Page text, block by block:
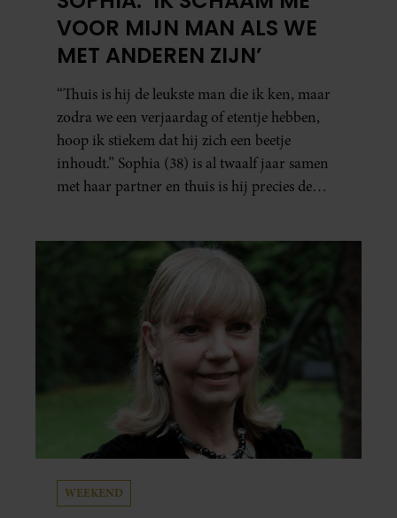
VOOR MIJN MAN ALS WE
MET ANDEREN ZIJN’
“Thuis is hij de leukste man die ik ken, maar
zodra we een verjaardag of etentje hebben,
hoop ik stiekem dat hij zich een beetje
inhoudt.” Sophia (38) is al twaalf jaar samen
met haar partner en thuis is hij precies de
vaker schaamt zodra ze samen onder de
WEEKEND